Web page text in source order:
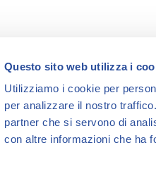
Questo sito web utilizza i
Utilizziamo i cookie per
per analizzare il nostro traffico.
partner che si servono di
con altre informazioni che ha